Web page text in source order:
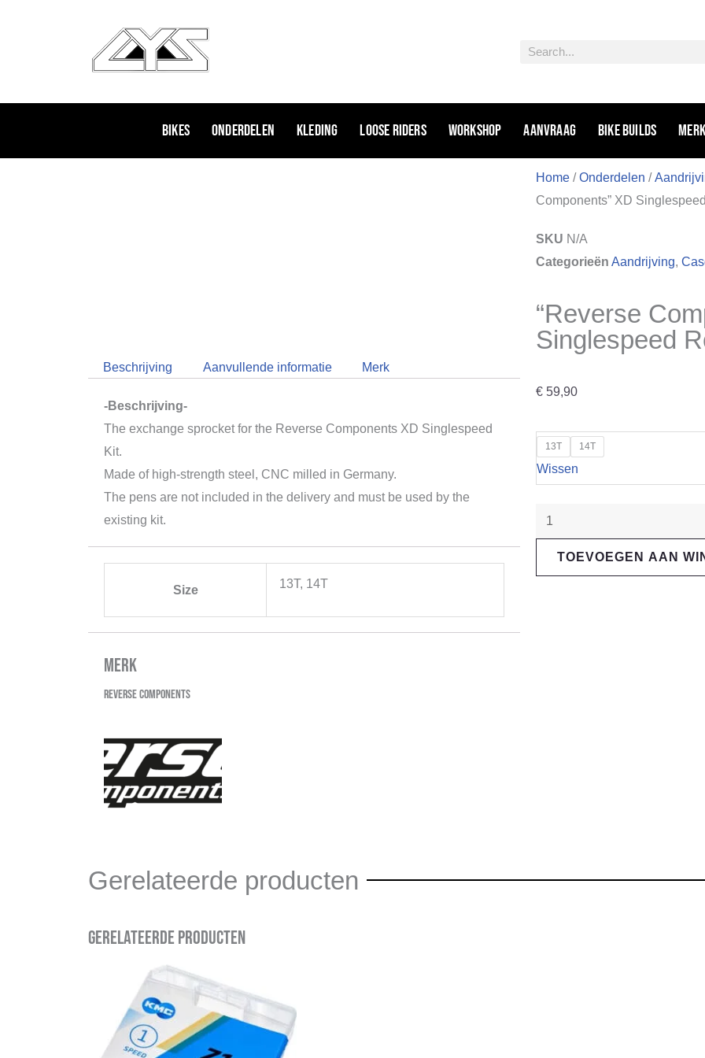
Zoeken
Bikes Onderdelen Kleding Loose riders Workshop Aanvraag Bike Builds
Beschrijving Aanvullende informatie Merk
-Beschrijving-
The exchange sprocket for the Reverse Components XD Singlespeed
Kit.
Made of high-strength steel, CNC milled in Germany.
The pens are not included in the delivery and must be used by the
existing kit.
Size 13T, 14T
Merk
Reverse Components
Home /Onderdelen /
Components” XD
SKU N/A
Categorieën Aandrijving,
“Reverse
Singlespeed
€ 59,90
13T 14T
Wissen
"Reverse
Components"
XD
Cog
aantal
TOEVOEGEN AAN
Gerelateerde producten
Gerelateerde producten